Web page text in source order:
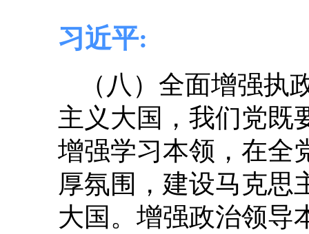
习近平:
（八）全面增强
主义大国，我们党既
增强学习本领，在全
厚氛围，建设马克思
大国。增强政治领导